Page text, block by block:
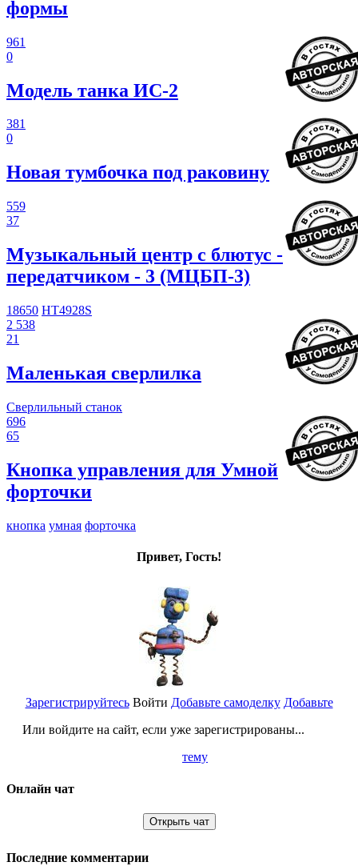
формы
961
0
Модель танка ИС-2
381
0
Новая тумбочка под раковину
559
37
Музыкальный центр с блютус -
передатчиком - 3 (МЦБП-3)
18650 HT4928S
2 538
21
Маленькая сверлилка
Сверлильный станок
696
65
Кнопка управления для Умной
форточки
кнопка умная форточка
Привет, Гость!
Зарегистрируйтесь
Или войдите на сайт, если уже зарегистрированы...
Войти Добавьте самоделку Добавьте
тему
Онлайн чат
Открыть чат
Последние комментарии